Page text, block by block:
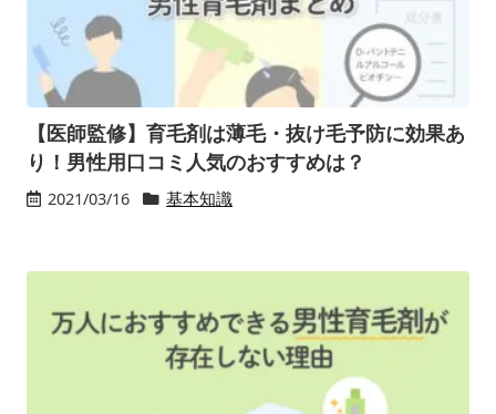
【医師監修】育毛剤は薄毛・抜け毛予防に効果あ
り！男性用口コミ人気のおすすめは？
2021/03/16 基本知識